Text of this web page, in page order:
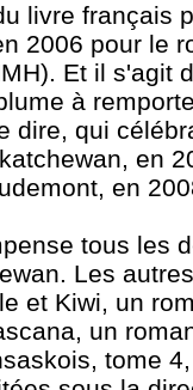
livre français
2006 pour le
Et il s'agit
à
dire, qui
en
en
tous les
Les
et Kiwi, un
un
tome